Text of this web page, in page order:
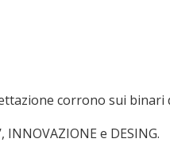
corrono sui
INNOVAZIONE e DESING.